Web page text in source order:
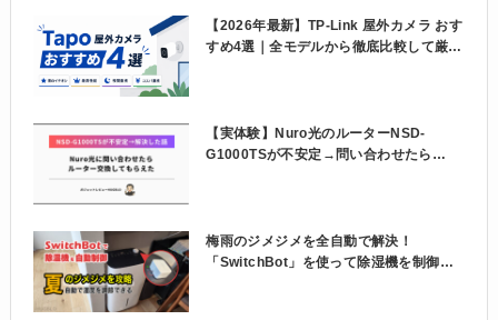
【2026年最新】TP-Link 屋外カメラ おす
すめ4選｜全モデルから徹底比較して厳
【実体験】Nuro光のルーターNSD-
G1000TSが不安定→問い合わせたら
梅雨のジメジメを全自動で解決！
「SwitchBot」を使って除湿機を制御し